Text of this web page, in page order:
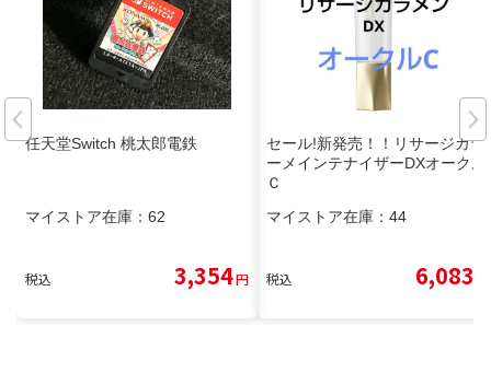
任天堂Switch 桃太郎電鉄
マイストア在庫： 62
税込 3,354円
セール!新発売！！リサージカラ
ーメインテナイザーDXオークル
Ｃ
マイストア在庫： 44
税込 6,083